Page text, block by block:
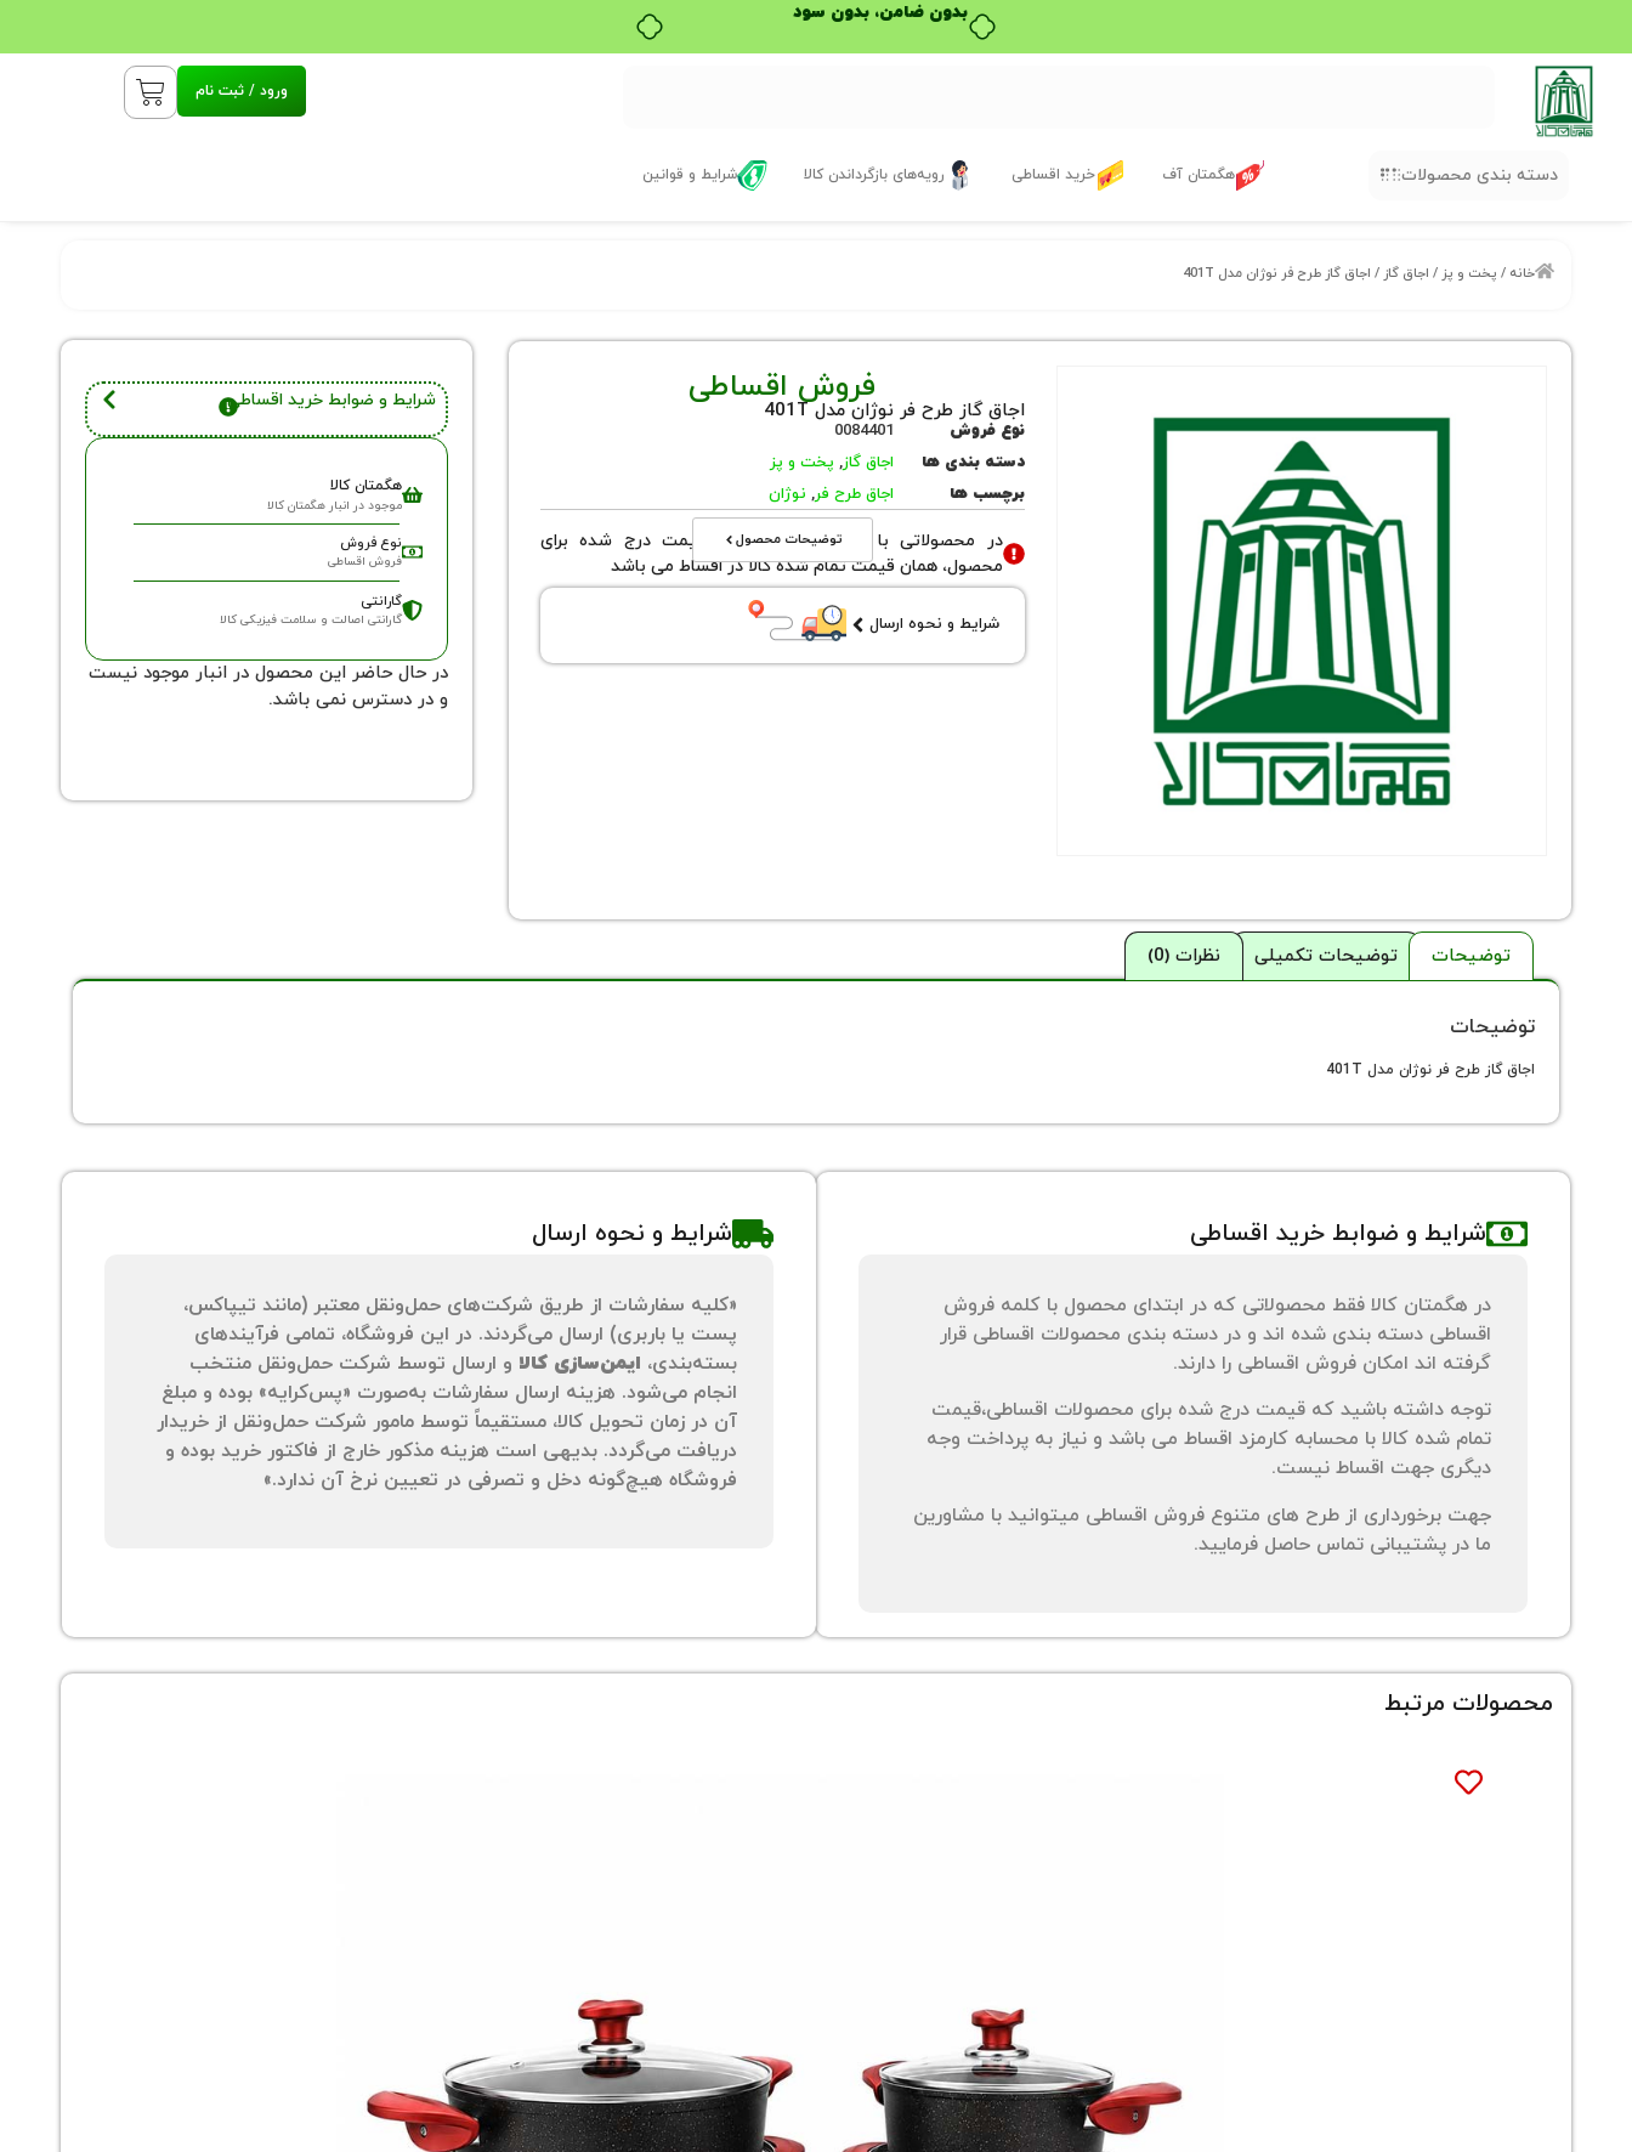
بدون ضامن، بدون سود
ورود / ثبت نام
دسته بندی محصولات هگمتان آف خرید اقساطی رویه‌های بازگرداندن کالا شرایط و قوانین
خانه / پخت و پز / اجاق گاز / اجاق گاز طرح فر نوژان مدل 401T
فروش اقساطی
اجاق گاز طرح فر نوژان مدل 401T
نوع فروش
0084401
دسته بندی ها
اجاق گاز, پخت و پز
برچسب ها
اجاق طرح فر, نوژان
توضیحات محصول
در محصولاتی با نوع فروش اقساطی قیمت درج شده برای
محصول، همان قیمت تمام شده کالا در اقساط می باشد
شرایط و نحوه ارسال
شرایط و ضوابط خرید اقساطی
هگمتان کالا
موجود در انبار هگمتان کالا
نوع فروش
فروش اقساطی
گارانتی
گارانتی اصالت و سلامت فیزیکی کالا
در حال حاضر این محصول در انبار موجود نیست
و در دسترس نمی باشد.
توضیحات توضیحات تکمیلی نظرات (0)
توضیحات
اجاق گاز طرح فر نوژان مدل 401T
شرایط و ضوابط خرید اقساطی
در هگمتان کالا فقط محصولاتی که در ابتدای محصول با کلمه فروش
اقساطی دسته بندی شده اند و در دسته بندی محصولات اقساطی قرار
گرفته اند امکان فروش اقساطی را دارند.
توجه داشته باشید که قیمت درج شده برای محصولات اقساطی،قیمت
تمام شده کالا با محسابه کارمزد اقساط می باشد و نیاز به پرداخت وجه
دیگری جهت اقساط نیست.
جهت برخورداری از طرح های متنوع فروش اقساطی میتوانید با مشاورین
ما در پشتیبانی تماس حاصل فرمایید.
شرایط و نحوه ارسال
«کلیه سفارشات از طریق شرکت‌های حمل‌ونقل معتبر (مانند تیپاکس،
پست یا باربری) ارسال می‌گردند. در این فروشگاه، تمامی فرآیندهای
بسته‌بندی، ایمن‌سازی کالا و ارسال توسط شرکت حمل‌ونقل منتخب
انجام می‌شود. هزینه ارسال سفارشات به‌صورت «پس‌کرایه» بوده و مبلغ
آن در زمان تحویل کالا، مستقیماً توسط مامور شرکت حمل‌ونقل از خریدار
دریافت می‌گردد. بدیهی است هزینه مذکور خارج از فاکتور خرید بوده و
فروشگاه هیچ‌گونه دخل و تصرفی در تعیین نرخ آن ندارد.»
محصولات مرتبط